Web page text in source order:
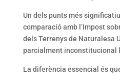
Un dels punts més
comparació amb l’Impost
dels Terrenys de Naturalesa
parcialment inconstitucional
La diferència essencial és